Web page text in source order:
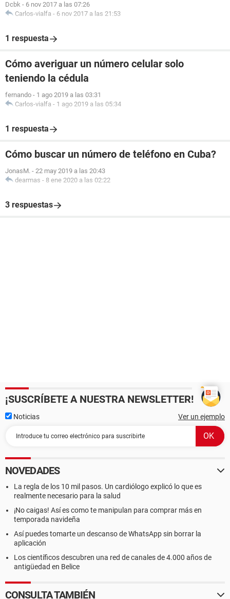
Dcbk - 6 nov 2017 a las 07:26
Carlos-vialfa - 6 nov 2017 a las 21:53
1 respuesta
Cómo averiguar un número celular solo
teniendo la cédula
fernando - 1 ago 2019 a las 03:31
Carlos-vialfa - 1 ago 2019 a las 05:34
1 respuesta
Cómo buscar un número de teléfono en Cuba?
JonasM. - 22 may 2019 a las 20:43
dearmas - 8 ene 2020 a las 02:22
3 respuestas
¡SUSCRÍBETE A NUESTRA NEWSLETTER!
Noticias Ver un ejemplo
NOVEDADES
La regla de los 10 mil pasos. Un cardiólogo explicó lo que es
realmente necesario para la salud
¡No caigas! Así es como te manipulan para comprar más en
temporada navideña
Así puedes tomarte un descanso de WhatsApp sin borrar la
aplicación
Los científicos descubren una red de canales de 4.000 años de
antigüedad en Belice
CONSULTA TAMBIÉN